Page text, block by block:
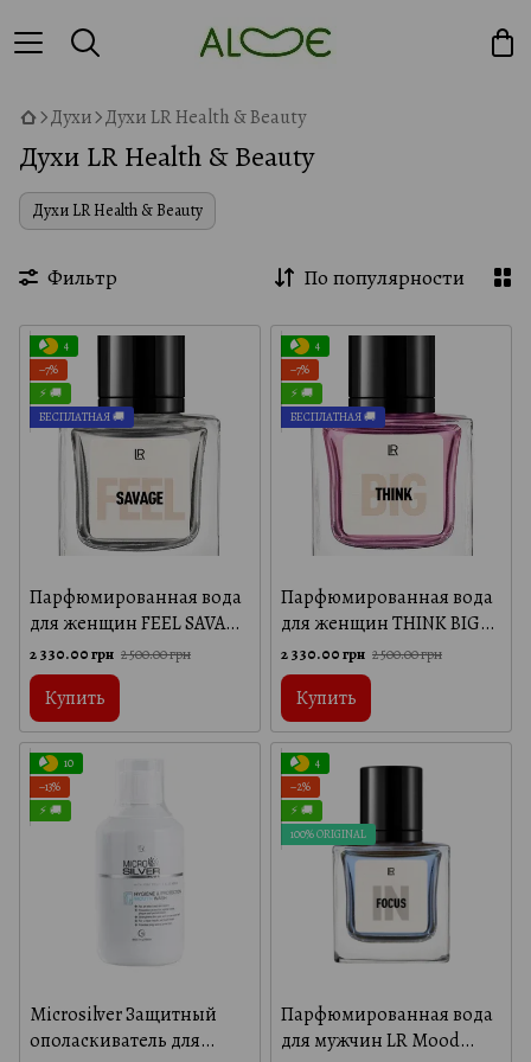
Духи Духи LR Health & Beauty
Духи LR Health & Beauty
Духи LR Health & Beauty
Фильтр По популярности
4
−7%
⚡ 🚚
БЕСПЛАТНАЯ 🚚
Парфюмированная вода
для женщин FEEL SAVAGE
LR, 50 мл
2 330.00 грн 2 500.00 грн
Купить
4
−7%
⚡ 🚚
БЕСПЛАТНАЯ 🚚
Парфюмированная вода
для женщин THINK BIG
LR, 50 мл
2 330.00 грн 2 500.00 грн
Купить
10
−13%
⚡ 🚚
Microsilver Защитный
ополаскиватель для
4
−2%
⚡ 🚚
100% ORIGINAL
Парфюмированная вода
для мужчин LR Mood